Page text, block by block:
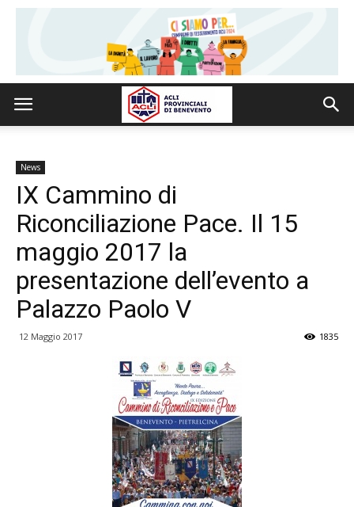
News
IX Cammino di
Riconciliazione Pace. Il 15
maggio 2017 la
presentazione dell’evento a
Palazzo Paolo V
12 Maggio 2017 1835